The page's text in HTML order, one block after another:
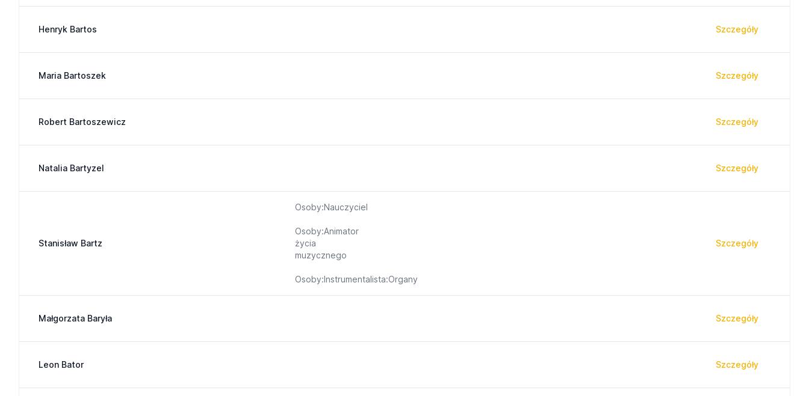
Henryk Bartos Szczegóły
Maria Bartoszek Szczegóły
Robert Bartoszewicz Szczegóły
Natalia Bartyzel Szczegóły
Stanisław Bartz
Osoby:Nauczyciel
Osoby:Animator
życia
muzycznego
Osoby:Instrumentalista:Organy
Szczegóły
Małgorzata Baryła Szczegóły
Leon Bator Szczegóły